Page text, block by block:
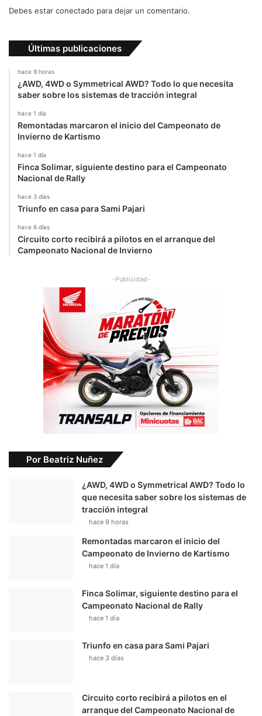
a
ó
n
Debes estar conectado para dejar un comentario.
Últimas publicaciones
hace 9 horas
¿AWD, 4WD o Symmetrical AWD? Todo lo que necesita
saber sobre los sistemas de tracción integral
hace 1 día
Remontadas marcaron el inicio del Campeonato de
Invierno de Kartismo
hace 1 día
Finca Solimar, siguiente destino para el Campeonato
Nacional de Rally
hace 3 días
Triunfo en casa para Sami Pajari
hace 6 días
Circuito corto recibirá a pilotos en el arranque del
Campeonato Nacional de Invierno
-Publicidad-
Por Beatriz Nuñez
¿AWD, 4WD o Symmetrical AWD? Todo lo
que necesita saber sobre los sistemas de
tracción integral
hace 9 horas
Remontadas marcaron el inicio del
Campeonato de Invierno de Kartismo
hace 1 día
Finca Solimar, siguiente destino para el
Campeonato Nacional de Rally
hace 1 día
Triunfo en casa para Sami Pajari
hace 3 días
Circuito corto recibirá a pilotos en el
arranque del Campeonato Nacional de